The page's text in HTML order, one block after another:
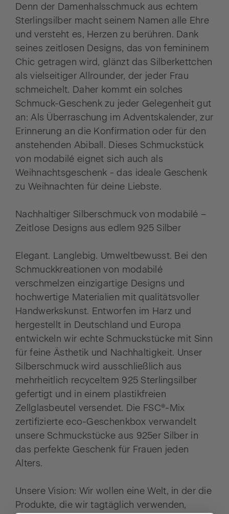
Denn der Damenhalsschmuck aus echtem
Sterlingsilber macht seinem Namen alle Ehre
und versteht es, Herzen zu berühren. Dank
seines zeitlosen Designs, das von femininem
Chic getragen wird, glänzt das Silberkettchen
als vielseitiger Allrounder, der jeder Frau
schmeichelt. Daher kommt ein solches
Schmuck-Geschenk zu jeder Gelegenheit gut
an: Als Überraschung im Adventskalender, zur
Erinnerung an die Konfirmation oder für den
anstehenden Abiball. Dieses Schmuckstück
von modabilé eignet sich auch als
Weihnachtsgeschenk - das ideale Geschenk
zu Weihnachten für deine Liebste.
Nachhaltiger Silberschmuck von modabilé –
Zeitlose Designs aus edlem 925 Silber
Elegant. Langlebig. Umweltbewusst. Bei den
Schmuckkreationen von modabilé
verschmelzen einzigartige Designs und
hochwertige Materialien mit qualitätsvoller
Handwerkskunst. Entworfen im Harz und
hergestellt in Deutschland und Europa
entwickeln wir echte Schmuckstücke mit Sinn
für feine Ästhetik und Nachhaltigkeit. Unser
Silberschmuck wird ausschließlich aus
mehrheitlich recyceltem 925 Sterlingsilber
gefertigt und in einem plastikfreien
Zellglasbeutel versendet. Die FSC®-Mix
zertifizierte eco-Geschenkbox verwandelt
unsere Schmuckstücke aus 925er Silber in
das perfekte Geschenk für Frauen jeden
Alters.
Unsere Vision: Wir wollen eine Welt, in der die
Produkte, die wir tagtäglich verwenden,